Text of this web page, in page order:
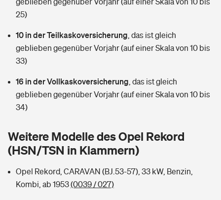
Wer versichert was: Jetzt Versicherer finden
Sie haben Fragen?
Mietkautionsversicherung
Restkreditversicherung
Zur Übersicht
Tools
Wer versichert was: Jetzt Versicherer finden
Sie haben Fragen?
Hundehalter-Haftpflicht
Handyversicherung
Musikinstrumentenversicherung
Zur Übersicht
Zur Übersicht
Tools
Wer versichert was: Jetzt Versicherer finden
Sie haben Fragen?
Rentenrechner: Wie viel Geld bekomme ich im Alter?
25)
10 in der Teilkaskoversicherung das ist gleich
geblieben gegenüber Vorjahr (auf einer Skala von 10 bis
33)
16 in der Vollkaskoversicherung das ist gleich
geblieben gegenüber Vorjahr (auf einer Skala von 10 bis
34)
Weitere Modelle des Opel Rekord
(HSN/TSN in Klammern)
Opel Rekord, CARAVAN (BJ.53-57), 33 kW, Benzin,
Kombi, ab 1953(0039 / 027)